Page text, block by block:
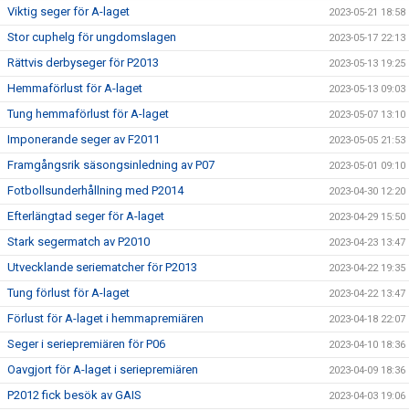
Viktig seger för A-laget 2023-05-21 18:58
Stor cuphelg för ungdomslagen 2023-05-17 22:13
Rättvis derbyseger för P2013 2023-05-13 19:25
Hemmaförlust för A-laget 2023-05-13 09:03
Tung hemmaförlust för A-laget 2023-05-07 13:10
Imponerande seger av F2011 2023-05-05 21:53
Framgångsrik säsongsinledning av P07 2023-05-01 09:10
Fotbollsunderhållning med P2014 2023-04-30 12:20
Efterlängtad seger för A-laget 2023-04-29 15:50
Stark segermatch av P2010 2023-04-23 13:47
Utvecklande seriematcher för P2013 2023-04-22 19:35
Tung förlust för A-laget 2023-04-22 13:47
Förlust för A-laget i hemmapremiären 2023-04-18 22:07
Seger i seriepremiären för P06 2023-04-10 18:36
Oavgjort för A-laget i seriepremiären 2023-04-09 18:36
P2012 fick besök av GAIS 2023-04-03 19:06